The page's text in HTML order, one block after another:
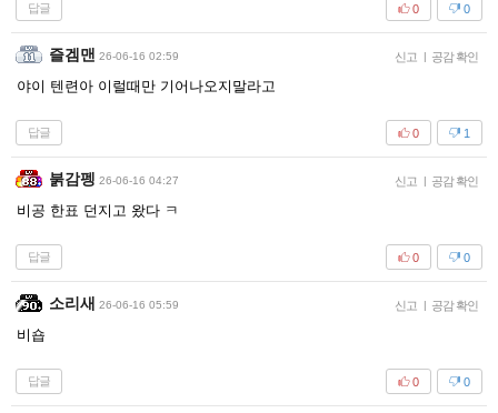
답글 0
0
즐겜맨 26-06-16 02:59 신고 | 공감 확인
야이 텐련아 이럴때만 기어나오지말라고
답글 1
0
붉감펭 26-06-16 04:27 신고 | 공감 확인
비공 한표 던지고 왔다 ㅋ
답글 0
0
소리새 26-06-16 05:59 신고 | 공감 확인
비숍
답글 0
0